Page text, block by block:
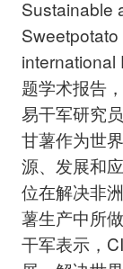
Sustainable
international
题学术报告
易干军研究
甘薯作为世
源、发展和
位在解决非
薯生产中所
干军表示，